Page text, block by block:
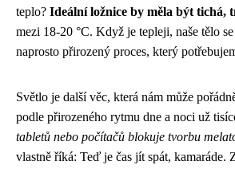
teplo? Ideální ložnice by měla být tichá,
mezi 18-20 °C. Když je tepleji, naše tělo
naprosto přirozený proces, který
Světlo je další věc, která nám může
podle přirozeného rytmu dne a noci už
tabletů nebo počítačů blokuje tvorbu
vlastně říká: Teď je čas jít spát, kamaráde.